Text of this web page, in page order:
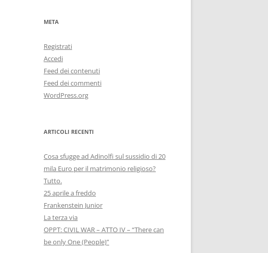
META
Registrati
Accedi
Feed dei contenuti
Feed dei commenti
WordPress.org
ARTICOLI RECENTI
Cosa sfugge ad Adinolfi sul sussidio di 20
mila Euro per il matrimonio religioso?
Tutto.
25 aprile a freddo
Frankenstein Junior
La terza via
OPPT: CIVIL WAR – ATTO IV – “There can
be only One (People)”